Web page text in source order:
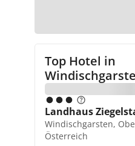
Top Hotel in
Landhaus
Windischgarsten,
Österreich